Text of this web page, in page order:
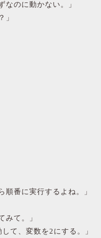
なのに動かない。」
」
順番に実行するよね。」
みて。」
て、変数を2にする。」